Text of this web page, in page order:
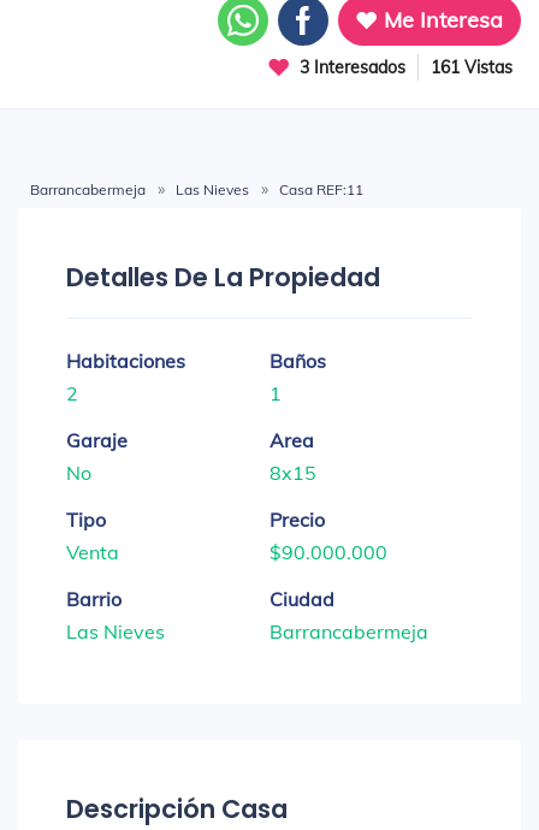
Me Interesa
3 Interesados 161 Vistas
Barrancabermeja Las Nieves Casa REF:11
Detalles De La Propiedad
Habitaciones
2
Baños
1
Garaje
No
Area
8x15
Tipo
Venta
Precio
$90.000.000
Barrio
Las Nieves
Ciudad
Barrancabermeja
Descripción Casa